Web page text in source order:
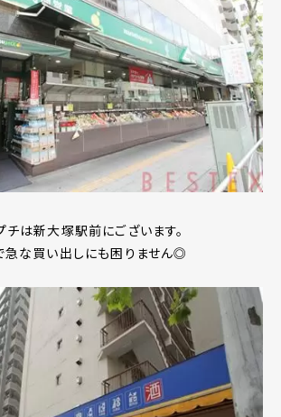
チは新大塚駅前にございます。
な買い出しにも困りません◎